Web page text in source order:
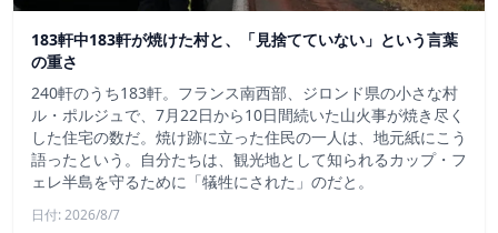
183軒中183軒が焼けた村と、「見捨てていない」という言葉
の重さ
240軒のうち183軒。フランス南西部、ジロンド県の小さな村
ル・ポルジュで、7月22日から10日間続いた山火事が焼き尽く
した住宅の数だ。焼け跡に立った住民の一人は、地元紙にこう
語ったという。自分たちは、観光地として知られるカップ・フ
ェレ半島を守るために「犠牲にされた」のだと。
日付: 2026/8/7